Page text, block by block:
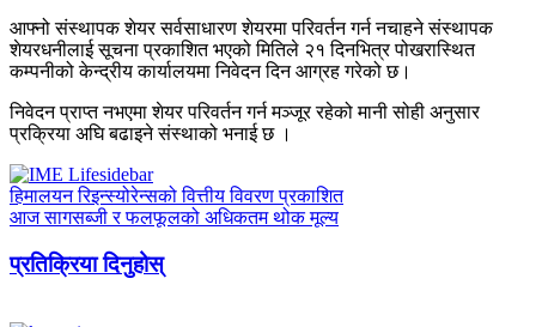
आफ्नो संस्थापक शेयर सर्वसाधारण शेयरमा परिवर्तन गर्न नचाहने संस्थापक
शेयरधनीलाई सूचना प्रकाशित भएको मितिले २१ दिनभित्र पोखरास्थित
कम्पनीको केन्द्रीय कार्यालयमा निवेदन दिन आग्रह गरेको छ।
निवेदन प्राप्त नभएमा शेयर परिवर्तन गर्न मञ्जूर रहेको मानी सोही अनुसार
प्रक्रिया अघि बढाइने संस्थाको भनाई छ ।
हिमालयन रिइन्स्योरेन्सको वित्तीय विवरण प्रकाशित
आज सागसब्जी र फलफूलको अधिकतम थोक मूल्य
प्रतिक्रिया दिनुहोस्